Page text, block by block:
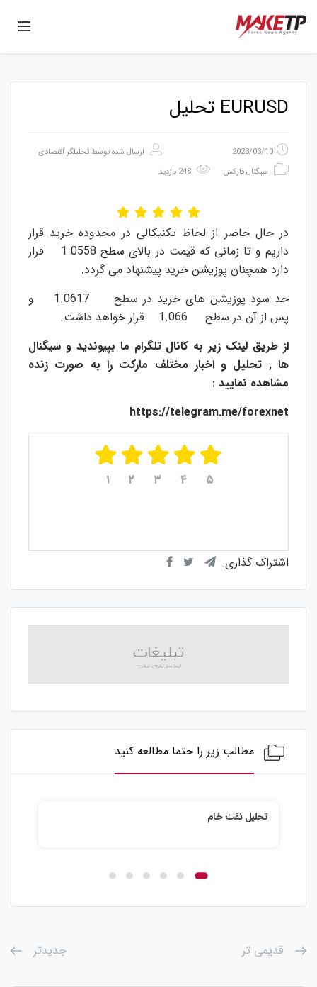
EURUSD تحلیل
2023/03/10 ارسال شده توسط تحلیلگر اقتصادی
سیگنال فارکس
در حال حاضر از لحاظ تکنیکالی در محدوده خرید قرار
داریم و تا زمانی که قیمت در بالای سطح 1.0558 قرار
دارد همچنان پوزیشن خرید پیشنهاد می گردد.
حد سود پوزیشن های خرید در سطح 1.0617 و
پس از آن در سطح 1.066 قرار خواهد داشت.
از طریق لینک زیر به کانال تلگرام ما بپیوندید و سیگنال
ها , تحلیل و اخبار مختلف مارکت را به صورت زنده
مشاهده نمایید :
https://telegram.me/forexnet
۱ ۲ ۳ ۴ ۵
اشتراک گذاری:
مطالب زیر را حتما مطالعه کنید
تحلیل نفت خام
قدیمی تر جدیدتر